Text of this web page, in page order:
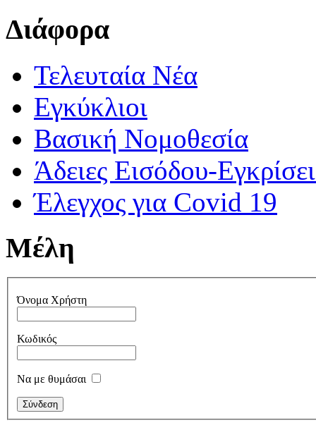
Διάφορα
Τελευταία Νέα
Εγκύκλιοι
Βασική Νομοθεσία
Άδειες Εισόδου-
Έλεγχος για Covid 19
Μέλη
Όνομα Χρήστη
Κωδικός
Να με θυμάσαι